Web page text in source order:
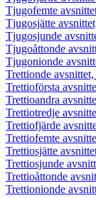
Tjugofemte
Tjugosjätte
Tjugosjunde
Tjugoåttonde
Tjugonionde
Trettionde
Trettioförsta
Trettioandra
Trettiotredje
Trettiofjärde
Trettiofemte
Trettiosjätte
Trettiosjunde
Trettioåttonde
Trettionionde